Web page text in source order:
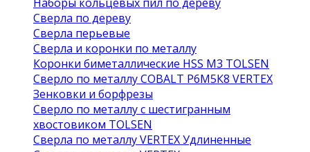
Сверла по дереву
Сверла перьевые
Сверла и коронки по металлу
Коронки биметаллические HSS M3 TOLSEN
Сверло по металлу COBALT Р6М5К8 VERTEX
Зенковки и борфрезы
Сверло по металлу с шестигранным
хвостовиком TOLSEN
Сверла по металлу VERTEX Удлиненные